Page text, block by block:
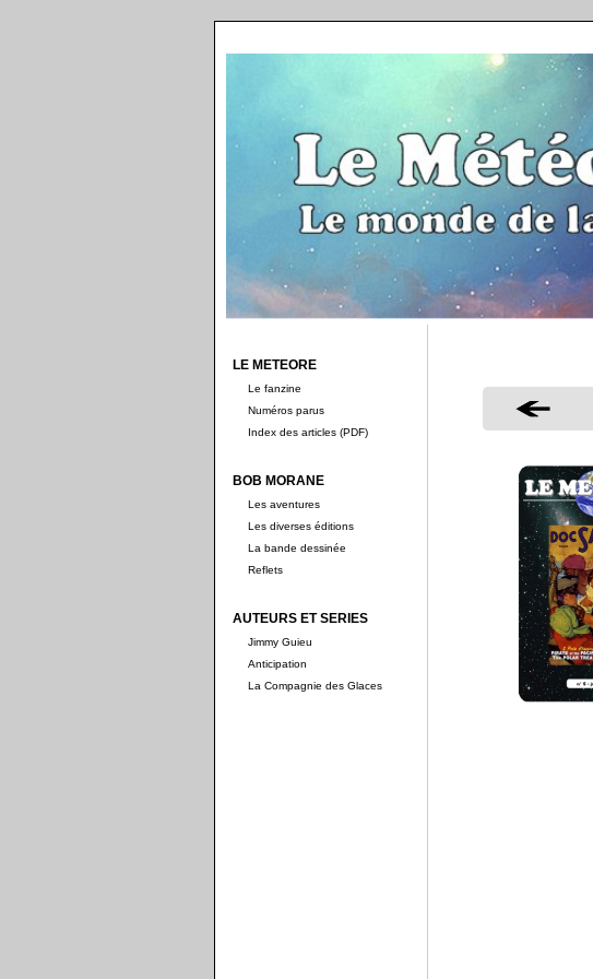
LE METEORE
Le fanzine
Numéros parus
Index des articles (PDF)
BOB MORANE
Les aventures
Les diverses éditions
La bande dessinée
Reflets
AUTEURS ET SERIES
Jimmy Guieu
Anticipation
La Compagnie des Glaces